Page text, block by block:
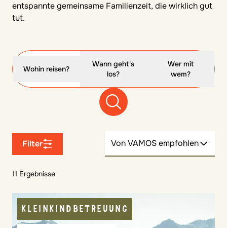
entspannte gemeinsame Familienzeit, die wirklich gut
tut.
Wohin reisen?
Wann geht's
los?
Wer mit
wem?
Filter Von VAMOS empfohlen
11 Ergebnisse
KLEINKINDBETREUUNG